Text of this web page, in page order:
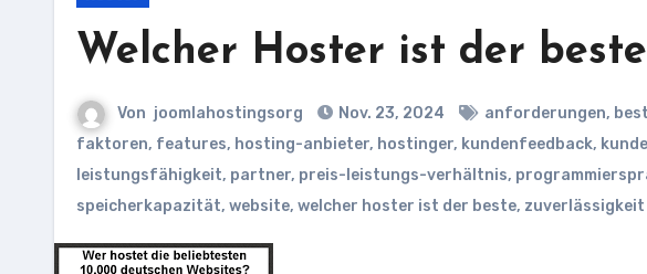
Welcher Hoster ist der
Von joomlahostingsorg Nov. 23, 2024 anforderungen,
faktoren, features, hosting-anbieter, hostinger, kundenfeedback,
leistungsfähigkeit, partner, preis-leistungs-verhältnis,
speicherkapazität, website, welcher hoster ist der beste, zuverlässigkeit